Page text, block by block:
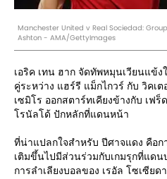
Manchester United v Real Sociedad:
Ashton - AMA/GettyImages
เอริค เทน ฮาก จัดทัพหมุนเวียนแข้
คู่ระหว่าง แฮร์รี แม็กไกวร์ กับ วิคเ
เซมิโร ออกสตาร์ทเคียงข้างกับ เฟ
โรนัลโด้ ปักหลักที่แดนหน้า
ที่น่าแปลกใจสำหรับ ปีศาจแดง คือ
เติมขึ้นไปมีส่วนร่วมกับเกมรุกที่แด
การลำเลียงบอลของ เรอัล โซเซียด